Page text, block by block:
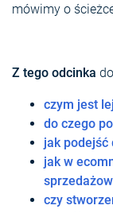
mówimy o
Z tego odcinka
czym jest
do czego
jak podejść
jak w
czy